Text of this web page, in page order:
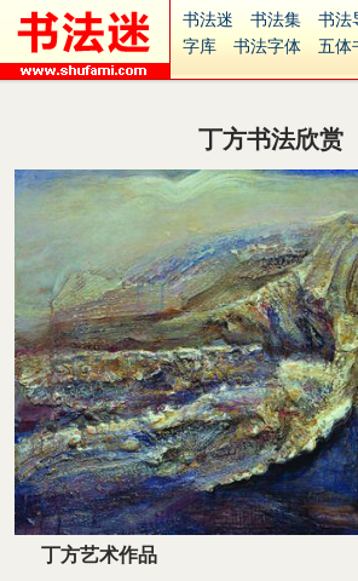
书法迷 书法集 书法
字库
书法字体 五体
集字
字形 大字 篆
古籍
中医 象棋 游戏
起名
识字 英语 印
字体下载
免费字体
Ai矢量
P图宝 南无
安全网站
捐赠 繁體
丁方书法欣赏
丁方艺术作品